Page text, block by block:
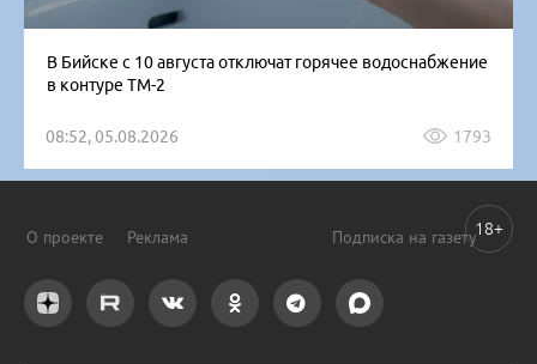
В Бийске с 10 августа отключат горячее водоснабжение
в контуре ТМ-2
08:52, 05.08.2026 1793
О проекте Реклама Подписка на газету18+